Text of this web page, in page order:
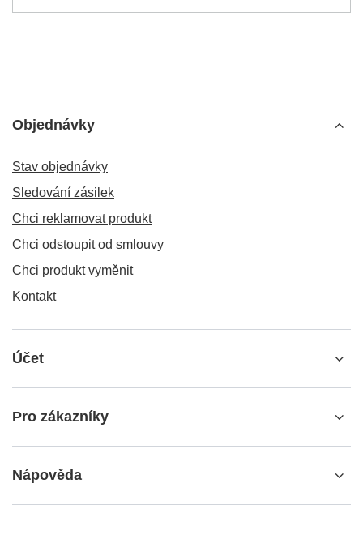
Objednávky
Stav objednávky
Sledování zásilek
Chci reklamovat produkt
Chci odstoupit od smlouvy
Chci produkt vyměnit
Kontakt
Účet
Pro zákazníky
Nápověda